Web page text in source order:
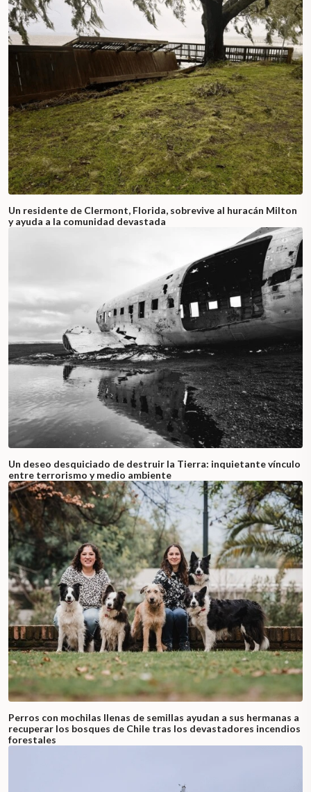
Un residente de Clermont, Florida, sobrevive al huracán Milton
y ayuda a la comunidad devastada
Un deseo desquiciado de destruir la Tierra: inquietante vínculo
entre terrorismo y medio ambiente
Perros con mochilas llenas de semillas ayudan a sus hermanas a
recuperar los bosques de Chile tras los devastadores incendios
forestales